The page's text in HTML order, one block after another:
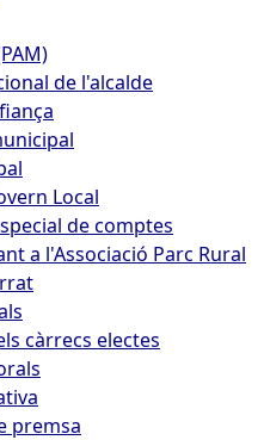
de l'alcalde
Local
de comptes
a l'Associació Parc Rural
càrrecs electes
premsa